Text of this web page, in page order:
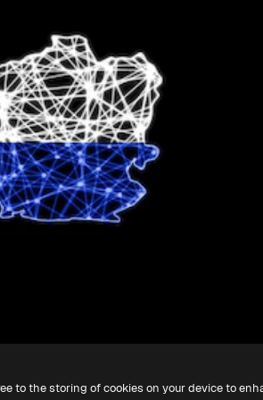
to the storing of cookies on your device to